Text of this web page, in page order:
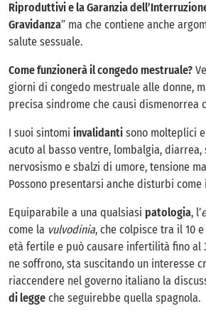
Riproduttivi e la Garanzia
Gravidanza” ma che contiene anche
salute sessuale.
Come funzionerà il congedo mestruale?
giorni di congedo mestruale alle donne,
precisa sindrome che causi dismenorrea
I suoi sintomi invalidanti sono molteplici
acuto al basso ventre, lombalgia, diarrea,
nervosismo e sbalzi di umore, tensione
Possono presentarsi anche disturbi come
Equiparabile a una qualsiasi patologia, l’
come la vulvodinia, che colpisce tra il 10
età fertile e può causare infertilità fino al
ne soffrono, sta suscitando un interesse
riaccendere nel governo italiano la
di legge che seguirebbe quella spagnola.